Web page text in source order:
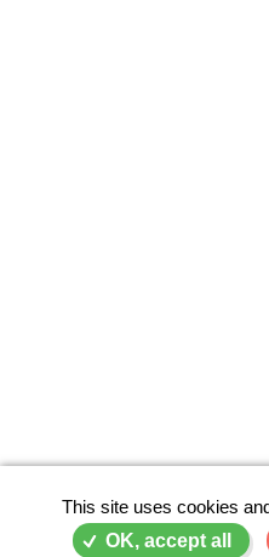
This site uses cookies
OK, accept all